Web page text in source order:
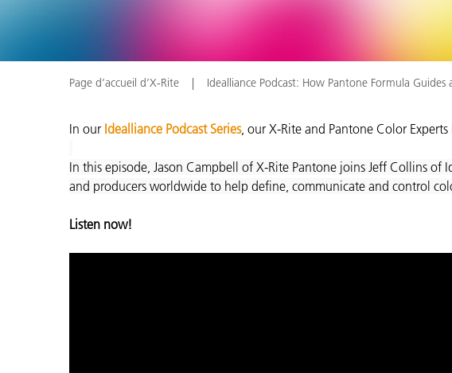
Page d’accueil d’X-Rite Idealliance Podcast: How Pantone Formula
In our Idealliance Podcast Series, our X-Rite and Pantone Color
In this episode, Jason Campbell of X-Rite Pantone joins Jeff Collins
and producers worldwide to help define, communicate and control
Listen now!